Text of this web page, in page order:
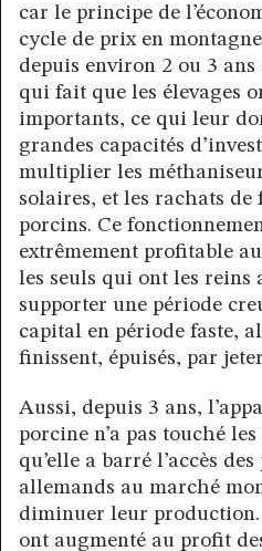
car le principe de
cycle de prix en
depuis environ 2 ou 3 ans
qui fait que les élevages
importants, ce qui leur
grandes capacités
multiplier les
solaires, et les rachats de
porcins. Ce
extrêmement profitable
les seuls qui ont les reins
supporter une période
capital en période faste,
finissent, épuisés, par jeter
Aussi, depuis 3 ans,
porcine n’a pas touché
qu’elle a barré l’accès
allemands au marché
diminuer leur
ont augmenté au profit